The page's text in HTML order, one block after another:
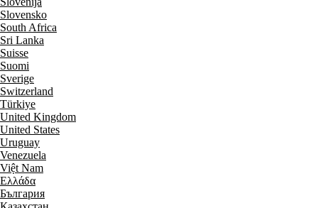
Slovensko
South Africa
Sri Lanka
Suisse
Suomi
Sverige
Switzerland
Türkiye
United Kingdom
United States
Uruguay
Venezuela
Việt Nam
Ελλάδα
България